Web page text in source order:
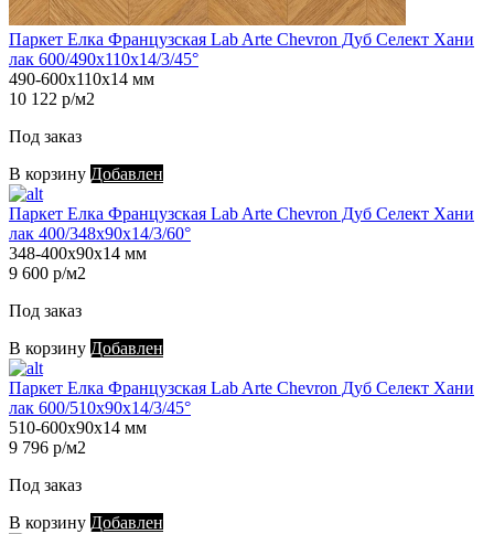
Паркет Елка Французская Lab Arte Chevron Дуб Селект Хани
лак 600/490х110х14/3/45°
490-600х110х14 мм
10 122 р/м2
Под заказ
В корзину Добавлен
Паркет Елка Французская Lab Arte Chevron Дуб Селект Хани
лак 400/348х90х14/3/60°
348-400х90х14 мм
9 600 р/м2
Под заказ
В корзину Добавлен
Паркет Елка Французская Lab Arte Chevron Дуб Селект Хани
лак 600/510х90х14/3/45°
510-600х90х14 мм
9 796 р/м2
Под заказ
В корзину Добавлен